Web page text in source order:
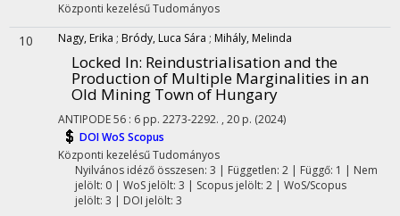
Központi kezelésűTudományos
10 Nagy, Erika ; Bródy, Luca Sára ; Mihály, Melinda
Locked In: Reindustrialisation and the
Production of Multiple Marginalities in an
Old Mining Town of Hungary
ANTIPODE56 : 6 pp. 2273-2292. , 20 p. (2024)
DOIWoS Scopus
Központi kezelésűTudományos
Nyilvános idéző összesen: 3 | Független: 2 | Függő: 1 | Nem
jelölt: 0 | WoS jelölt: 3 | Scopus jelölt: 2 | WoS/Scopus
jelölt: 3 | DOI jelölt: 3